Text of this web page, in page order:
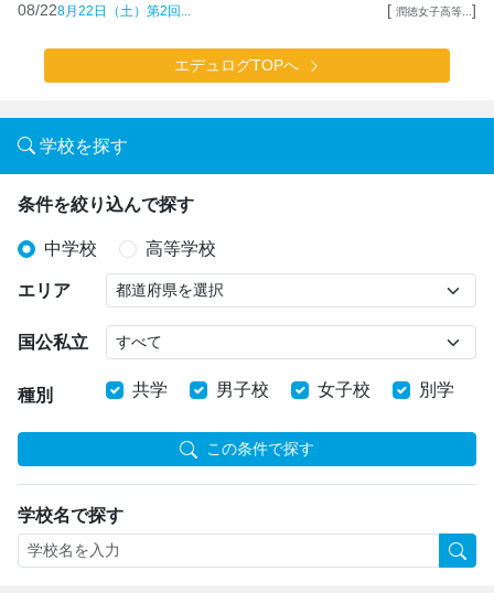
08/228月22日（土）第2回... [ 潤徳女子高等... ]
エデュログTOPへ
学校を探す
条件を絞り込んで探す
中学校 高等学校
エリア
国公私立
種別 共学 男子校 女子校 別学
この条件で探す
学校名で探す